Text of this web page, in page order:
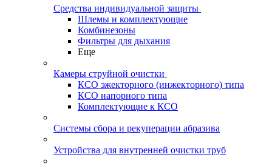
Средства индивидуальной защиты
Шлемы и комплектующие
Комбинезоны
Фильтры для дыхания
Еще
Камеры струйной очистки
КСО эжекторного (инжекторного) типа
КСО напорного типа
Комплектующие к КСО
Системы сбора и рекуперации абразива
Устройства для внутренней очистки труб